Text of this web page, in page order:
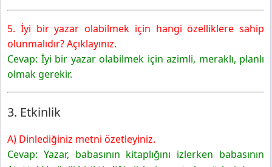
5. İyi bir yazar olabilmek için hangi özelliklere sahip
olunmalıdır? Açıklayınız.
Cevap: İyi bir yazar olabilmek için azimli, meraklı, planlı
olmak gerekir.
3. Etkinlik
A) Dinlediğiniz metni özetleyiniz.
Cevap: Yazar, babasının kitaplığını izlerken babasının